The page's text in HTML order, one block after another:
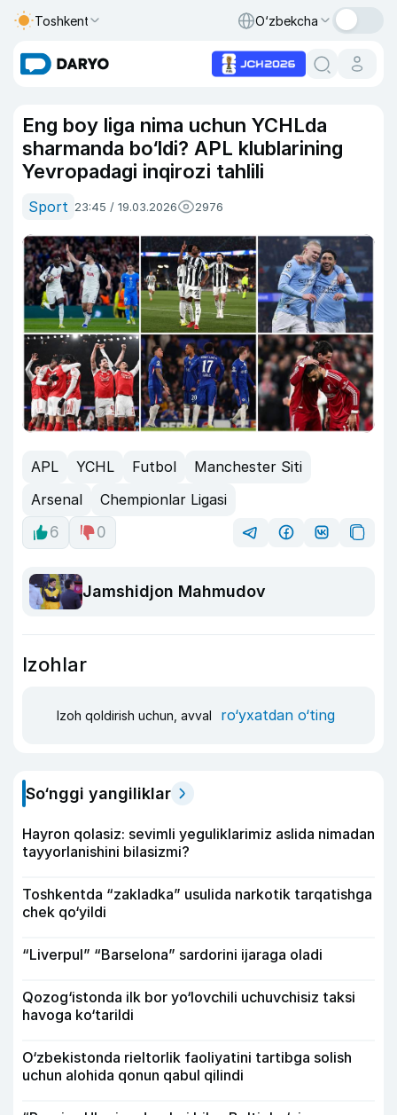
Toshkent O‘zbekcha
Eng boy liga nima uchun YCHLda
sharmanda bo‘ldi? APL klublarining
Yevropadagi inqirozi tahlili
Sport 23:45 / 19.03.2026 2976
APL YCHL Futbol
Manchester Siti
Arsenal
Chempionlar Ligasi
6
0
Jamshidjon Mahmudov
Izohlar
Izoh qoldirish uchun, avval ro‘yxatdan o‘ting
So‘nggi yangiliklar
Hayron qolasiz: sevimli yeguliklarimiz aslida nimadan
tayyorlanishini bilasizmi?
Toshkentda “zakladka” usulida narkotik tarqatishga
chek qo‘yildi
“Liverpul” “Barselona” sardorini ijaraga oladi
Qozog‘istonda ilk bor yo‘lovchili uchuvchisiz taksi
havoga ko‘tarildi
O‘zbekistonda rieltorlik faoliyatini tartibga solish
uchun alohida qonun qabul qilindi